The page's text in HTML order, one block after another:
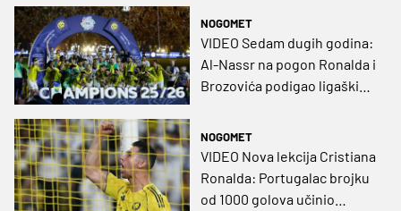
NOGOMET
VIDEO Sedam dugih godina:
Al-Nassr na pogon Ronalda i
Brozovića podigao ligaški
NOGOMET
VIDEO Nova lekcija Cristiana
Ronalda: Portugalac brojku
od 1000 golova učinio